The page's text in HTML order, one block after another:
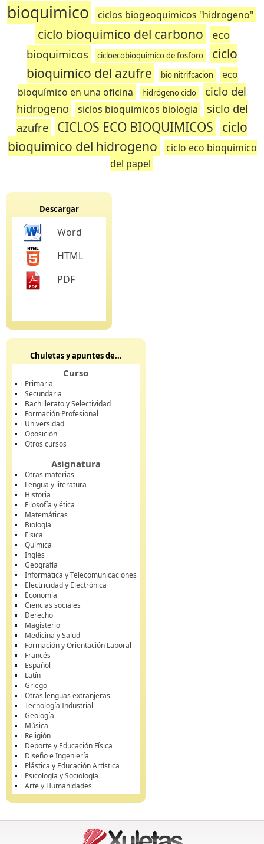
bioquimico
ciclos biogeoquimicos "hidrogeno"
ciclo bioquimico del carbono
eco
bioquimicos
cicloecobioquimico de fosforo
ciclo
bioquimico del azufre
bio nitrifcacion
eco
bioquímico en una oficina
hidrógeno ciclo
ciclo del
hidrogeno
siclos bioquimicos biologia
siclo del
azufre
CICLOS ECO BIOQUIMICOS ciclo
bioquimico del hidrogeno
ciclo eco bioquimico
del papel
Descargar
Word
HTML
PDF
Chuletas y apuntes de...
Curso
Primaria
Secundaria
Bachillerato y Selectividad
Formación Profesional
Universidad
Oposición
Otros cursos
Asignatura
Otras materias
Lengua y literatura
Historia
Filosofía y ética
Matemáticas
Biología
Física
Química
Inglés
Geografía
Informática y Telecomunicaciones
Electricidad y Electrónica
Economía
Ciencias sociales
Derecho
Magisterio
Medicina y Salud
Formación y Orientación Laboral
Francés
Español
Latín
Griego
Otras lenguas extranjeras
Tecnología Industrial
Geología
Música
Religión
Deporte y Educación Física
Diseño e Ingeniería
Plástica y Educación Artística
Psicología y Sociología
Arte y Humanidades